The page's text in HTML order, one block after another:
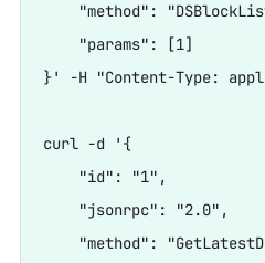
"method":
    "params": [1]
}' -H "Content-Type:
curl -d '{
    "id": "1",
    "jsonrpc": "2.0",
"method":